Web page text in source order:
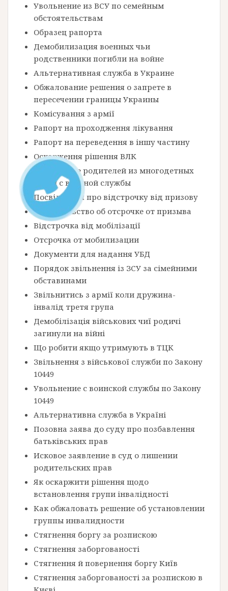
Увольнение из ВСУ по семейным
обстоятельствам
Образец рапорта
Демобилизация военных чьи
родственники погибли на войне
Альтернативная служба в Украине
Обжалование решения о запрете в
пересечении границы Украины
Комісування з армії
Рапорт на проходження лікування
Рапорт на переведення в іншу частину
Оскарження рішення ВЛК
Увольнение родителей из многодетных
семей с военной службы
Посвідчення про відстрочку від призову
Свидетельство об отсрочке от призыва
Відстрочка від мобілізації
Отсрочка от мобилизации
Документи для надання УБД
Порядок звільнення із ЗСУ за сімейними
обставинами
Звільнитись з армії коли дружина-
інвалід третя група
Демобілізація військових чиї родичі
загинули на війні
Що робити якщо утримують в ТЦК
Звільнення з військової служби по Закону
10449
Увольнение с воинской службы по Закону
10449
Альтернативна служба в Україні
Позовна заява до суду про позбавлення
батьківських прав
Исковое заявление в суд о лишении
родительских прав
Як оскаржити рішення щодо
встановлення групи інвалідності
Как обжаловать решение об установлении
группы инвалидности
Стягнення боргу за розпискою
Стягнення заборгованості
Стягнення й повернення боргу Київ
Стягнення заборгованості за розпискою в